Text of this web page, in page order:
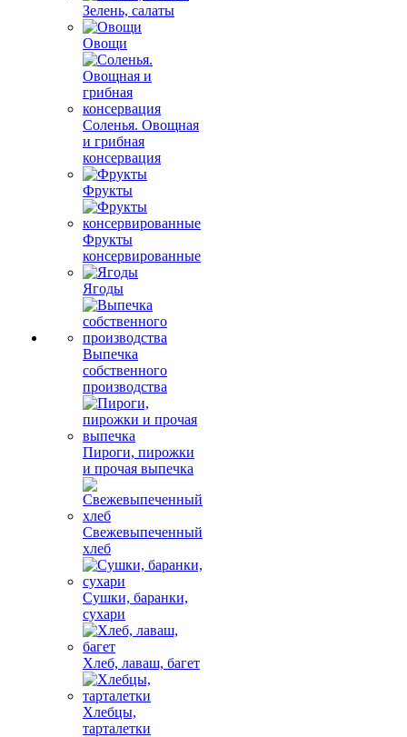
Зелень, салаты
Овощи
Соленья. Овощная
и грибная
консервация
Фрукты
Фрукты
консервированные
Ягоды
Выпечка
собственного
производства
Пироги, пирожки
и прочая выпечка
Свежевыпеченный
хлеб
Сушки, баранки,
сухари
Хлеб, лаваш, багет
Хлебцы,
тарталетки